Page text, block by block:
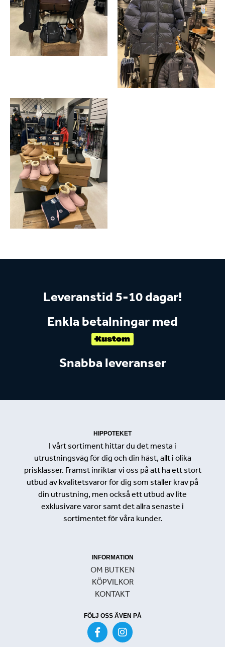
Leveranstid 5-10 dagar!
Enkla betalningar med
Snabba leveranser
HIPPOTEKET
I vårt sortiment hittar du det mesta i
utrustningsväg för dig och din häst, allt i olika
prisklasser. Främst inriktar vi oss på att ha ett stort
utbud av kvalitetsvaror för dig som ställer krav på
din utrustning, men också ett utbud av lite
exklusivare varor samt det allra senaste i
sortimentet för våra kunder.
INFORMATION
OM BUTKEN
KÖPVILKOR
KONTAKT
FÖLJ OSS ÄVEN PÅ